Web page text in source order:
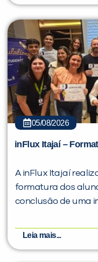
05/08/2026
inFlux Itajaí –
A inFlux Itajaí
formatura dos
conclusão de uma
Leia mais...